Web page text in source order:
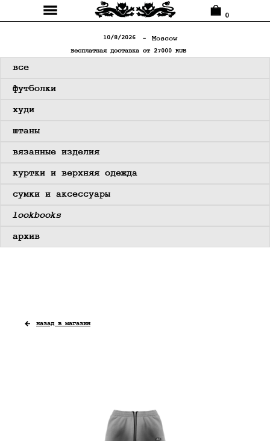
0
10/8/2026
Бесплатная доставка от 27000 RUB
-⠀ Moscow
⠀⠀все
⠀⠀футболки
⠀⠀куртки и верхняя одежда
⠀⠀штаны
⠀⠀сумки и аксессуары
⠀⠀архив
⠀⠀lookbooks
⠀⠀вязанные изделия
⠀⠀худи
назад в магазин